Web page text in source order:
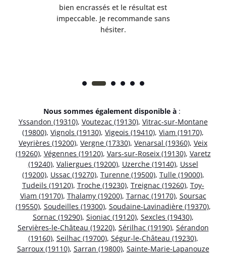
bien encrassés et le résultat est
impeccable. Je recommande sans
hésiter.
Nous sommes également disponible à :
Yssandon (19310), Voutezac (19130), Vitrac-sur-Montane
(19800), Vignols (19130), Vigeois (19410), Viam (19170),
Veyrières (19200), Vergne (17330), Venarsal (19360), Veix
(19260), Végennes (19120), Vars-sur-Roseix (19130), Varetz
(19240), Valiergues (19200), Uzerche (19140), Ussel
(19200), Ussac (19270), Turenne (19500), Tulle (19000),
Tudeils (19120), Troche (19230), Treignac (19260), Toy-
Viam (19170), Thalamy (19200), Tarnac (19170), Soursac
(19550), Soudeilles (19300), Soudaine-Lavinadière (19370),
Sornac (19290), Sioniac (19120), Sexcles (19430),
Servières-le-Château (19220), Sérilhac (19190), Sérandon
(19160), Seilhac (19700), Ségur-le-Château (19230),
Sarroux (19110), Sarran (19800), Sainte-Marie-Lapanouze